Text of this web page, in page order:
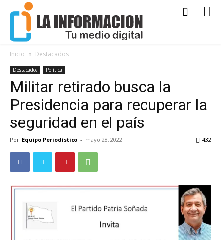
Inicio Destacados
Destacados Política
Militar retirado busca la
Presidencia para recuperar la
seguridad en el país
Por Equipo Periodístico - mayo 28, 2022 432